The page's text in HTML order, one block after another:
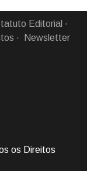
Editorial
Newsletter
os Direitos